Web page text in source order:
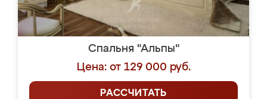
Спальня "Альпы"
Цена: от 129 000 руб.
РАССЧИТАТЬ